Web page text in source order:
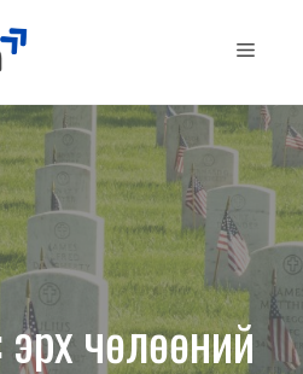
Menu
эрх чөлөөний